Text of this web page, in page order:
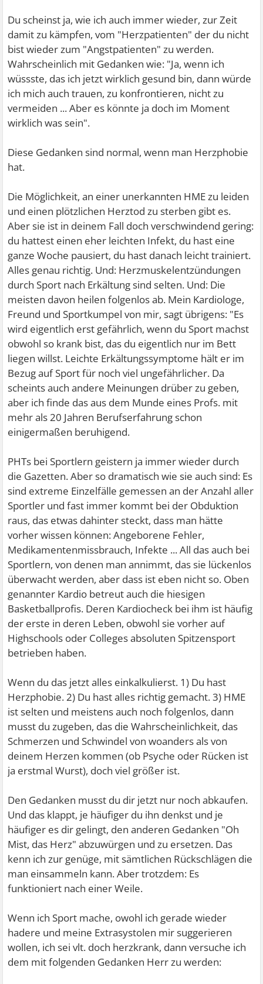
Du scheinst ja, wie ich auch immer wieder, zur Zeit
damit zu kämpfen, vom "Herzpatienten" der du nicht
bist wieder zum "Angstpatienten" zu werden.
Wahrscheinlich mit Gedanken wie: "Ja, wenn ich
wüssste, das ich jetzt wirklich gesund bin, dann würde
ich mich auch trauen, zu konfrontieren, nicht zu
vermeiden ... Aber es könnte ja doch im Moment
wirklich was sein".
Diese Gedanken sind normal, wenn man Herzphobie
hat.
Die Möglichkeit, an einer unerkannten HME zu leiden
und einen plötzlichen Herztod zu sterben gibt es.
Aber sie ist in deinem Fall doch verschwindend gering:
du hattest einen eher leichten Infekt, du hast eine
ganze Woche pausiert, du hast danach leicht trainiert.
Alles genau richtig. Und: Herzmuskelentzündungen
durch Sport nach Erkältung sind selten. Und: Die
meisten davon heilen folgenlos ab. Mein Kardiologe,
Freund und Sportkumpel von mir, sagt übrigens: "Es
wird eigentlich erst gefährlich, wenn du Sport machst
obwohl so krank bist, das du eigentlich nur im Bett
liegen willst. Leichte Erkältungssymptome hält er im
Bezug auf Sport für noch viel ungefährlicher. Da
scheints auch andere Meinungen drüber zu geben,
aber ich finde das aus dem Munde eines Profs. mit
mehr als 20 Jahren Berufserfahrung schon
einigermaßen beruhigend.
PHTs bei Sportlern geistern ja immer wieder durch
die Gazetten. Aber so dramatisch wie sie auch sind: Es
sind extreme Einzelfälle gemessen an der Anzahl aller
Sportler und fast immer kommt bei der Obduktion
raus, das etwas dahinter steckt, dass man hätte
vorher wissen können: Angeborene Fehler,
Medikamentenmissbrauch, Infekte ... All das auch bei
Sportlern, von denen man annimmt, das sie lückenlos
überwacht werden, aber dass ist eben nicht so. Oben
genannter Kardio betreut auch die hiesigen
Basketballprofis. Deren Kardiocheck bei ihm ist häufig
der erste in deren Leben, obwohl sie vorher auf
Highschools oder Colleges absoluten Spitzensport
betrieben haben.
Wenn du das jetzt alles einkalkulierst. 1) Du hast
Herzphobie. 2) Du hast alles richtig gemacht. 3) HME
ist selten und meistens auch noch folgenlos, dann
musst du zugeben, das die Wahrscheinlichkeit, das
Schmerzen und Schwindel von woanders als von
deinem Herzen kommen (ob Psyche oder Rücken ist
ja erstmal Wurst), doch viel größer ist.
Den Gedanken musst du dir jetzt nur noch abkaufen.
Und das klappt, je häufiger du ihn denkst und je
häufiger es dir gelingt, den anderen Gedanken "Oh
Mist, das Herz" abzuwürgen und zu ersetzen. Das
kenn ich zur genüge, mit sämtlichen Rückschlägen die
man einsammeln kann. Aber trotzdem: Es
funktioniert nach einer Weile.
Wenn ich Sport mache, owohl ich gerade wieder
hadere und meine Extrasystolen mir suggerieren
wollen, ich sei vlt. doch herzkrank, dann versuche ich
dem mit folgenden Gedanken Herr zu werden: